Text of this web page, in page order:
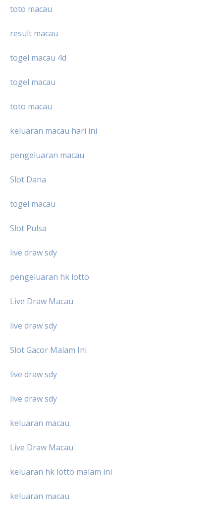
toto macau
result macau
togel macau 4d
togel macau
toto macau
keluaran macau hari ini
pengeluaran macau
Slot Dana
togel macau
Slot Pulsa
live draw sdy
pengeluaran hk lotto
Live Draw Macau
live draw sdy
Slot Gacor Malam Ini
live draw sdy
live draw sdy
keluaran macau
Live Draw Macau
keluaran hk lotto malam ini
keluaran macau